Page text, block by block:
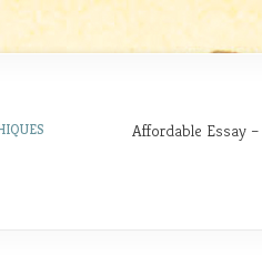
Affordable Essay